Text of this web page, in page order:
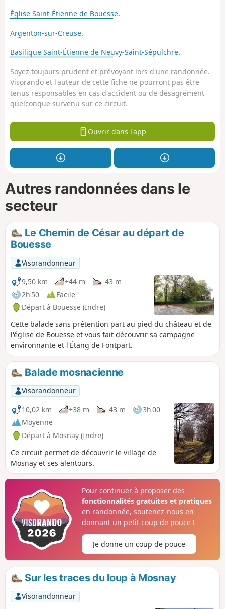
Église Saint-Étienne de Bouesse.
Argenton-sur-Creuse.
Basilique Saint-Étienne de Neuvy-Saint-Sépulchre.
Soyez toujours prudent et prévoyant lors d'une randonnée.
Visorando et l'auteur de cette fiche ne pourront pas être
tenus responsables en cas d'accident ou de désagrément
quelconque survenu sur ce circuit.
Ouvrir dans l'app
Autres randonnées dans le
secteur
Le Chemin de César au départ de
Bouesse
Visorandonneur
9,50 km
+44 m
-43 m
2h 50
Facile
Départ à Bouesse (Indre)
Cette balade sans prétention part au pied du château et de
l'église de Bouesse et vous fait découvrir sa campagne
environnante et l'Étang de Fontpart.
Balade mosnacienne
Visorandonneur
10,02 km
+38 m -43 m
3h 00
Moyenne
Départ à Mosnay (Indre)
Ce circuit permet de découvrir le village de
Mosnay et ses alentours.
Pour continuer à proposer des
fonctionnalités gratuites et pratiques
en randonnée, soutenez-nous en
donnant un petit coup de pouce !
Je donne un coup de pouce
Sur les traces du loup à Mosnay
Visorandonneur